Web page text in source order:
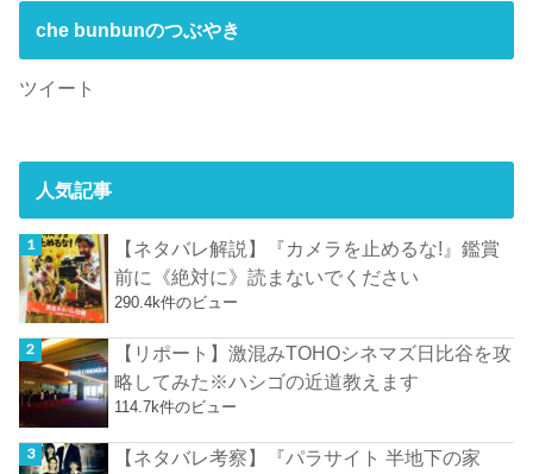
che bunbunのつぶやき
ツイート
人気記事
【ネタバレ解説】『カメラを止めるな!』鑑賞
前に《絶対に》読まないでください
290.4k件のビュー
【リポート】激混みTOHOシネマズ日比谷を攻
略してみた※ハシゴの近道教えます
114.7k件のビュー
【ネタバレ考察】『パラサイト 半地下の家